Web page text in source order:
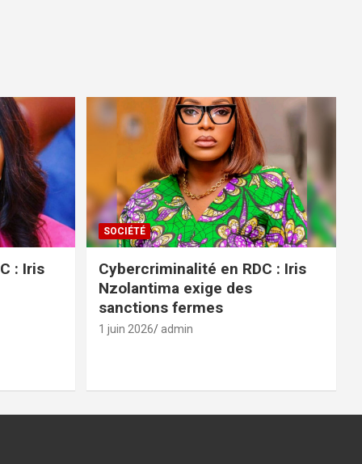
: Iris
SOCIÉTÉ
Cybercriminalité en RDC : Iris
Nzolantima exige des
sanctions fermes
1 juin 2026 admin